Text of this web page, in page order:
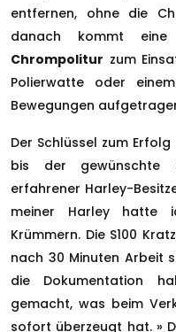
entfernen, ohne die
danach kommt eine
Chrompolitur zum
Polierwatte oder
Bewegungen
Der Schlüssel zum
bis der gewünschte
erfahrener Harley-
meiner Harley hatte
Krümmern. Die S100
nach 30 Minuten Arbeit
die Dokumentation
gemacht, was beim
sofort überzeugt hat. »